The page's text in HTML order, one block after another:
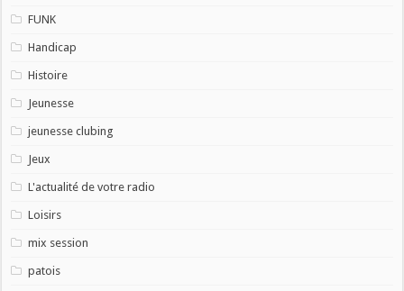
FUNK
Handicap
Histoire
Jeunesse
jeunesse clubing
Jeux
L'actualité de votre radio
Loisirs
mix session
patois